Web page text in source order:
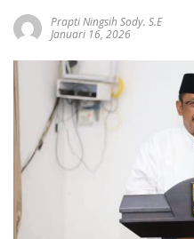
Prapti Ningsih Sody. S.E
Januari 16, 2026